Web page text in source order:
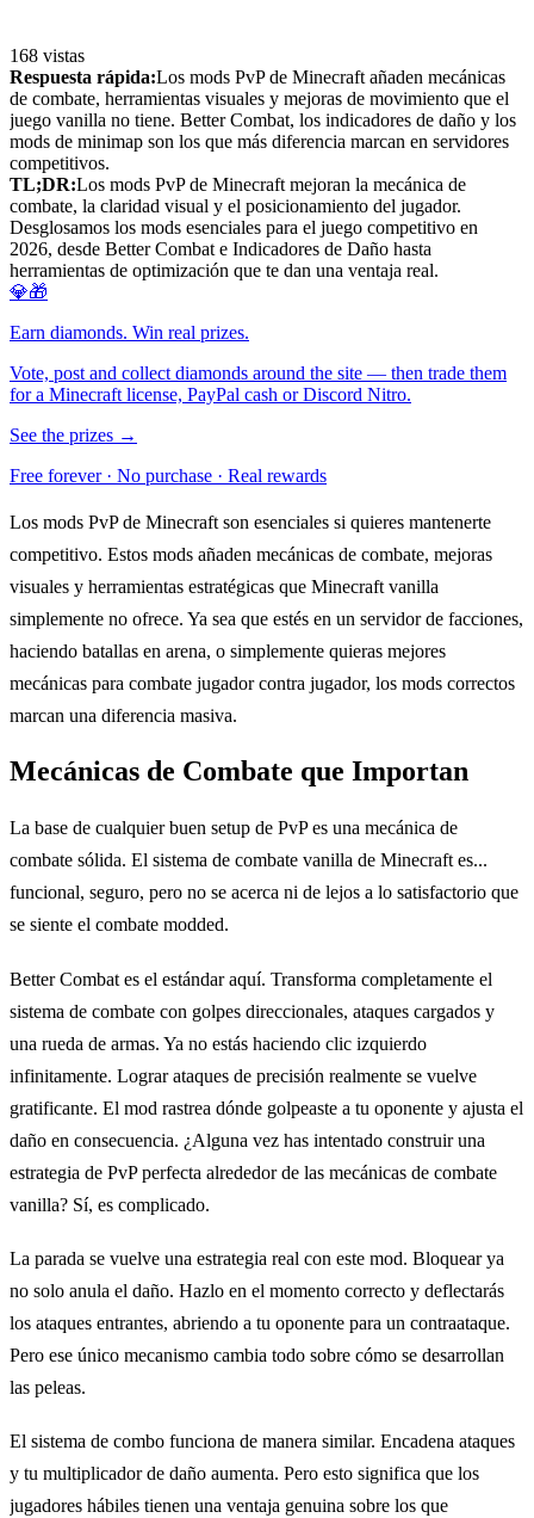
168 vistas
Respuesta rápida:Los mods PvP de Minecraft añaden mecánicas
de combate, herramientas visuales y mejoras de movimiento que el
juego vanilla no tiene. Better Combat, los indicadores de daño y los
mods de minimap son los que más diferencia marcan en servidores
competitivos.
TL;DR:Los mods PvP de Minecraft mejoran la mecánica de
combate, la claridad visual y el posicionamiento del jugador.
Desglosamos los mods esenciales para el juego competitivo en
2026, desde Better Combat e Indicadores de Daño hasta
herramientas de optimización que te dan una ventaja real.
💎🎁
Earn diamonds. Win real prizes.
Vote, post and collect diamonds around the site — then trade them
for a Minecraft license, PayPal cash or Discord Nitro.
See the prizes →
Free forever · No purchase · Real rewards
Los mods PvP de Minecraft son esenciales si quieres mantenerte
competitivo. Estos mods añaden mecánicas de combate, mejoras
visuales y herramientas estratégicas que Minecraft vanilla
simplemente no ofrece. Ya sea que estés en un servidor de facciones,
haciendo batallas en arena, o simplemente quieras mejores
mecánicas para combate jugador contra jugador, los mods correctos
marcan una diferencia masiva.
Mecánicas de Combate que Importan
La base de cualquier buen setup de PvP es una mecánica de
combate sólida. El sistema de combate vanilla de Minecraft es...
funcional, seguro, pero no se acerca ni de lejos a lo satisfactorio que
se siente el combate modded.
Better Combat es el estándar aquí. Transforma completamente el
sistema de combate con golpes direccionales, ataques cargados y
una rueda de armas. Ya no estás haciendo clic izquierdo
infinitamente. Lograr ataques de precisión realmente se vuelve
gratificante. El mod rastrea dónde golpeaste a tu oponente y ajusta el
daño en consecuencia. ¿Alguna vez has intentado construir una
estrategia de PvP perfecta alrededor de las mecánicas de combate
vanilla? Sí, es complicado.
La parada se vuelve una estrategia real con este mod. Bloquear ya
no solo anula el daño. Hazlo en el momento correcto y deflectarás
los ataques entrantes, abriendo a tu oponente para un contraataque.
Pero ese único mecanismo cambia todo sobre cómo se desarrollan
las peleas.
El sistema de combo funciona de manera similar. Encadena ataques
y tu multiplicador de daño aumenta. Pero esto significa que los
jugadores hábiles tienen una ventaja genuina sobre los que